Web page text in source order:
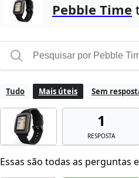
Pebble Time
Tudo Mais úteis Sem
1
RESPOSTA
Essas são todas as perguntas